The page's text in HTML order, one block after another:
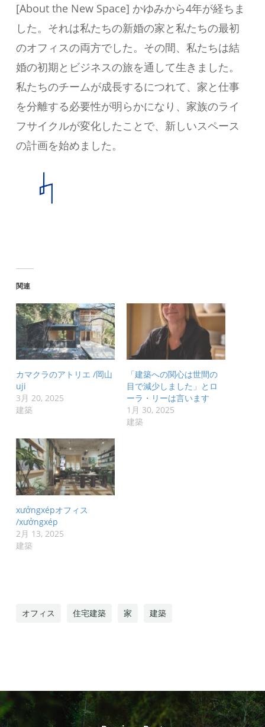
[About the New Space] かゆみから4年が経ちま
した。それは私たちの新婚の家と私たちの最初
のオフィスの両方でした。その間、私たちは結
婚の初期とビジネスの旅を通して生きました。
私たちのチームが成長するにつれて、家と仕事
を分離する必要性が明らかになり、家族のライ
フサイクルが変化したことで、新しいスペース
の計画を始めました。
関連
カマクラのアトリエ /岡山
uji
3月 20, 2025
建築
「建築への関心は世間の
目で減少しました」とロ
ーラ・リーは言います
1月 30, 2025
建築
xưởngxépオフィス
/xưởngxép
2月 13, 2025
建築
オフィス 住宅建築 家 建築